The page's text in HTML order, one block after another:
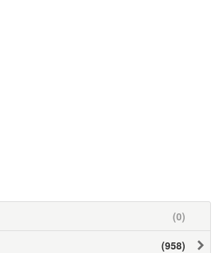
(0)
(958)